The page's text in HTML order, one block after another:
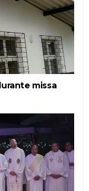
missa